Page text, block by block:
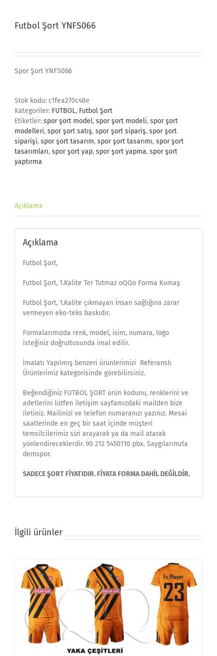
Futbol Şort YNFS066
Spor Şort YNFS066
Stok kodu: c1fea270c48e
Kategoriler: FUTBOL, Futbol Şort
Etiketler: spor şort model, spor şort modeli, spor şort
modelleri, spor şort satış, spor şort sipariş, spor şort
siparişi, spor şort tasarım, spor şort tasarımı, spor şort
tasarımları, spor şort yap, spor şort yapma, spor şort
yaptırma
Açıklama
Açıklama
Futbol Şort,
Futbol Şort, 1.Kalite Ter Tutmaz oQQo Forma Kumaş
Futbol Şort, 1.Kalite çıkmayan İnsan sağlığına zarar
vermeyen eko-teks baskıdır.
Formalarımızda renk, model, isim, numara, logo
isteğiniz doğrultusunda imal edilir.
İmalatı Yapılmış benzeri ürünlerimizi Referanslı
Ürünlerimiz kategorisinde görebilirsiniz.
Beğendiğiniz FUTBOL ŞORT ürün kodunu, renklerini ve
adetlerini lütfen iletişim sayfamızdaki mailden bize
iletiniz. Mailinizi ve telefon numaranızı yazınız. Mesai
saatlerinde en geç bir saat içinde müşteri
temsilcilerimiz sizi arayarak ya da mail atarak
yönlendireceklerdir. 90 212 5450110 pbx. Saygılarımzla
demspor.
SADECE ŞORT FİYATIDIR. FİYATA FORMA DAHİL DEĞİLDİR.
İlgili ürünler